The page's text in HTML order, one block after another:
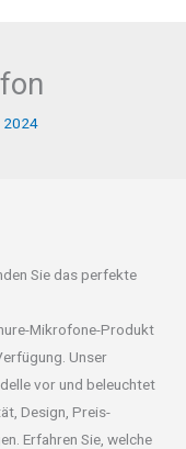
2024
Sie das perfekte
Mikrofone-Produkt
Unser
vor und beleuchtet
Design, Preis-
Erfahren Sie, welche